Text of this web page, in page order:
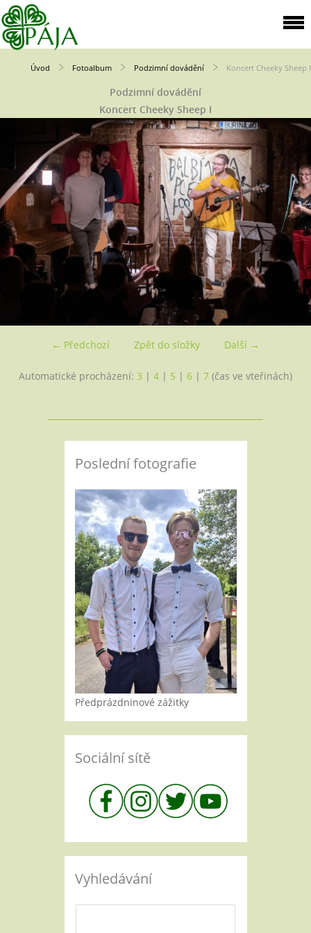
Úvod Fotoalbum Podzimní dovádění Koncert Cheeky Sheep I
Podzimní dovádění
Koncert Cheeky Sheep I
← Předchozí Další →
Zpět do složky
Automatické procházení: 3 | 4 | 5 | 6 | 7 (čas ve vteřinách)
Poslední fotografie
Předprázdninové zážitky
Sociální sítě
Vyhledávání